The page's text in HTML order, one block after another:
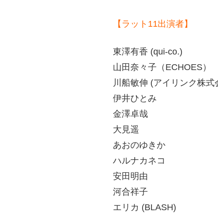
【ラット11出演者】
東澤有香 (qui-co.)
山田奈々子（ECHOES）
川船敏伸 (アイリンク株式
伊井ひとみ
金澤卓哉
大見遥
あおのゆきか
ハルナカネコ
安田明由
河合祥子
エリカ (BLASH)